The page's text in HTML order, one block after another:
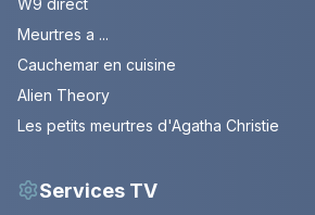
Meurtres a ...
Cauchemar en cuisine
Alien Theory
Les petits meurtres d'Agatha Christie
Services TV